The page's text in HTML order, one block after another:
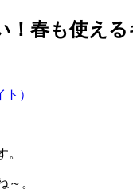
！春も使え
）
。
～。